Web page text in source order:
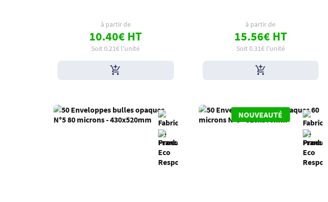
à partir de
10.40€ HT
Soit 0.21€ l'unité
à partir de
15.56€ HT
Soit 0.31€ l'unité
NOUVEAUTÉ